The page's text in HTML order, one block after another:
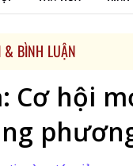
& BÌNH LUẬN
Cơ hội